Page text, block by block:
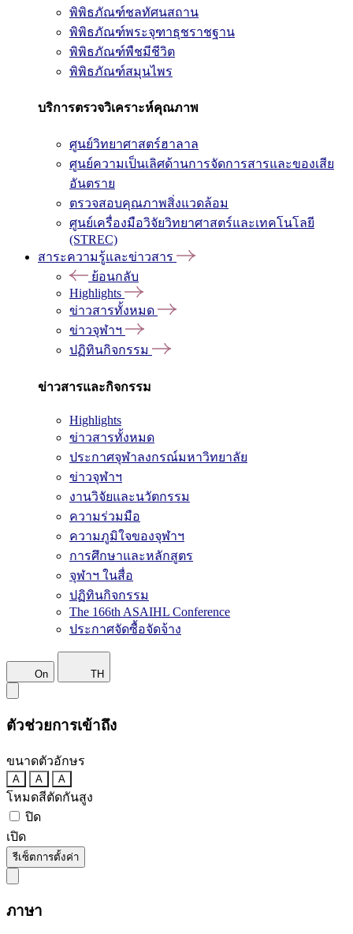
พิพิธภัณฑ์ชลทัศนสถาน
พิพิธภัณฑ์พระจุฑาธุชราชฐาน
พิพิธภัณฑ์พืชมีชีวิต
พิพิธภัณฑ์สมุนไพร
บริการตรวจวิเคราะห์คุณภาพ
ศูนย์วิทยาศาสตร์ฮาลาล
ศูนย์ความเป็นเลิศด้านการจัดการสารและของเสีย
อันตราย
ตรวจสอบคุณภาพสิ่งแวดล้อม
ศูนย์เครื่องมือวิจัยวิทยาศาสตร์และเทคโนโลยี
(STREC)
สาระความรู้และข่าวสาร
ย้อนกลับ
Highlights
ข่าวสารทั้งหมด
ข่าวจุฬาฯ
ปฏิทินกิจกรรม
ข่าวสารและกิจกรรม
Highlights
ข่าวสารทั้งหมด
ประกาศจุฬาลงกรณ์มหาวิทยาลัย
ข่าวจุฬาฯ
งานวิจัยและนวัตกรรม
ความร่วมมือ
ความภูมิใจของจุฬาฯ
การศึกษาและหลักสูตร
จุฬาฯ ในสื่อ
ปฏิทินกิจกรรม
The 166th ASAIHL Conference
ประกาศจัดซื้อจัดจ้าง
On TH
ตัวช่วยการเข้าถึง
ขนาดตัวอักษร
A A A
โหมดสีตัดกันสูง
ปิด
เปิด
รีเซ็ตการตั้งค่า
ภาษา